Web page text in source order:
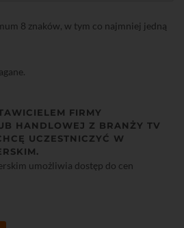
8 znaków, w tym co najmniej jedną
FIRMY
HANDLOWEJ Z BRANŻY TV
UCZESTNICZYĆ W
umożliwia dostęp do cen